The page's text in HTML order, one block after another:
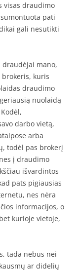
visas draudimo
pati
gali nesutikti
draudėjai mano,
kuris
draudimo
nuolaidą
darbo vietą,
arba
todėl pas brokerį
į draudimo
išvardintos
pats pigiausias
nes nėra
informacijos, o
kurioje vietoje,
tada nebus nei
ar didelių